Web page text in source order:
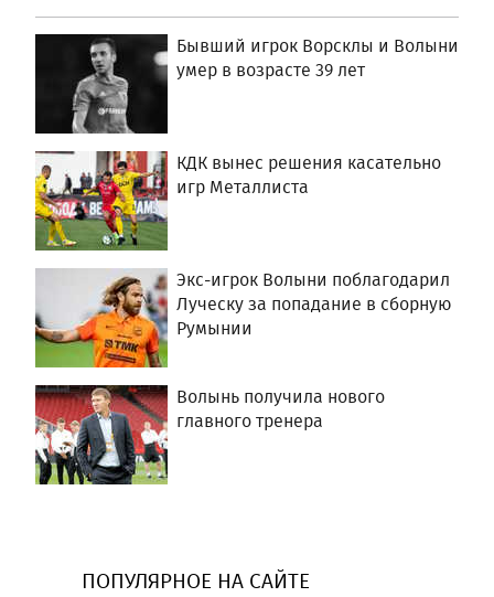
Бывший игрок Ворсклы и Волыни
умер в возрасте 39 лет
КДК вынес решения касательно
игр Металлиста
Экс-игрок Волыни поблагодарил
Луческу за попадание в сборную
Румынии
Волынь получила нового
главного тренера
ПОПУЛЯРНОЕ НА САЙТЕ